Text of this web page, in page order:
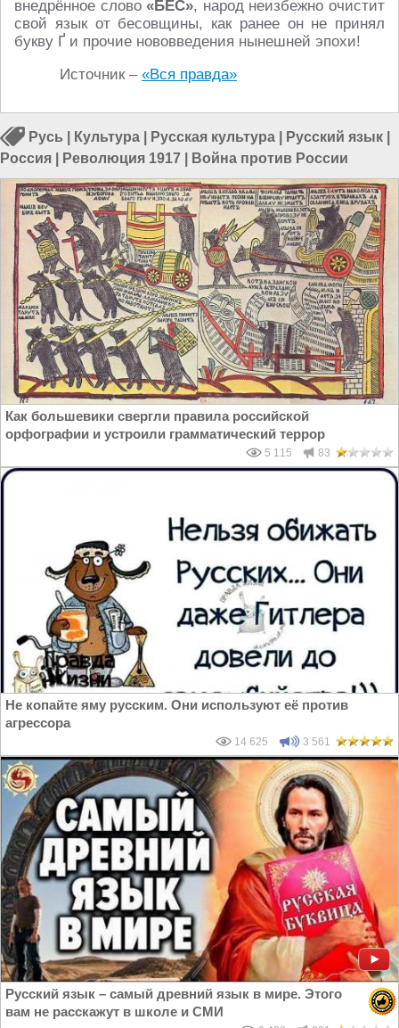
внедрённое слово«БЕС», народ неизбежно очистит
свой язык от бесовщины, как ранее он не принял
букву Ґ и прочие нововведения нынешней эпохи!
Источник – «Вся правда»
Русь Культура Русская культура Русский язык
Россия
Революция 1917 Война против России
Как большевики свергли правила российской
орфографии и устроили грамматический террор
5 115 83
Не копайте яму русским. Они используют её против
агрессора
14 625 3 561
Русский язык – самый древний язык в мире. Этого
вам не расскажут в школе и СМИ